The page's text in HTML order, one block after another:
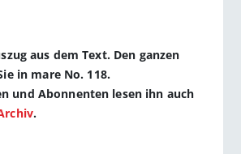
aus dem Text. Den ganzen
in mare No. 118.
und Abonnenten lesen ihn auch
.